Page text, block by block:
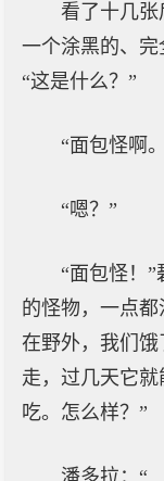
看了十几张
一个涂黑的、完
“这是什么？”
“面包怪啊
“嗯？”
“面包怪！
的怪物，一点
在野外，我们
走，过几天它
吃。怎么样？”
潘多拉：